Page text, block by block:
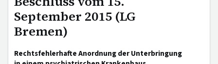
September 2015 (LG
Bremen)
Rechtsfehlerhafte Anordnung der Unterbringung